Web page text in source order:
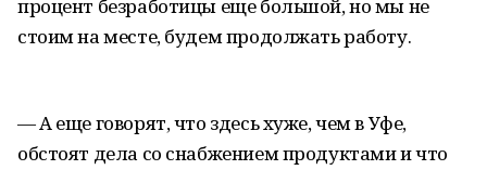
процент безработицы еще большой, но мы не
стоим на месте, будем продолжать работу.
— А еще говорят, что здесь хуже, чем в Уфе,
обстоят дела со снабжением продуктами и что